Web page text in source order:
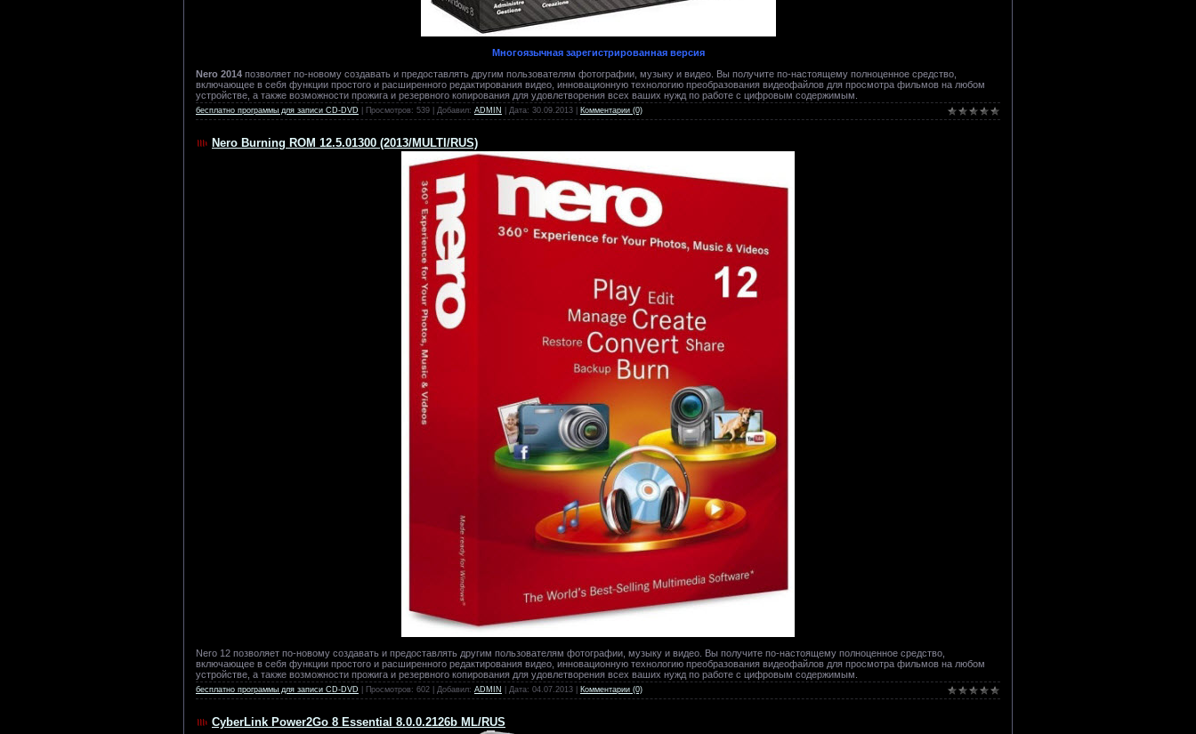
Многоязычная зарегистрированная версия
Nero 2014 позволяет по-новому создавать и предоставлять другим пользователям фотографии, музыку и видео. Вы получите по-настоящему полноценное средство,
включающее в себя функции простого и расширенного редактирования видео, инновационную технологию преобразования видеофайлов для просмотра фильмов на любом
устройстве, а также возможности прожига и резервного копирования для удовлетворения всех ваших нужд по работе с цифровым содержимым.
бесплатно программы для записи CD-DVD | Просмотров: 539 | Добавил: ADMIN | Дата: 30.09.2013 Комментарии (0)
Nero Burning ROM 12.5.01300 (2013/MULTI/RUS)
Nero 12 позволяет по-новому создавать и предоставлять другим пользователям фотографии, музыку и видео. Вы получите по-настоящему полноценное средство,
включающее в себя функции простого и расширенного редактирования видео, инновационную технологию преобразования видеофайлов для просмотра фильмов на любом
устройстве, а также возможности прожига и резервного копирования для удовлетворения всех ваших нужд по работе с цифровым содержимым.
бесплатно программы для записи CD-DVD | Просмотров: 602 | Добавил: ADMIN | Дата: 04.07.2013 Комментарии (0)
CyberLink Power2Go 8 Essential 8.0.0.2126b ML/RUS